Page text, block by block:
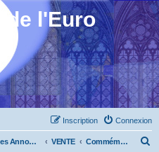
de l'Euro
Connexion
Inscription
Petites Annonces VENTE Commémoratives non circulantes (hors 2 €)